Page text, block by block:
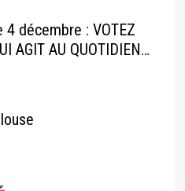
4 décembre : VOTEZ
AGIT AU QUOTIDIEN…